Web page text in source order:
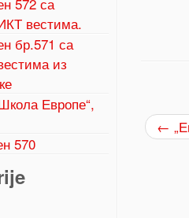
вестима.
бр.571 са
из
Европе“,
570
←